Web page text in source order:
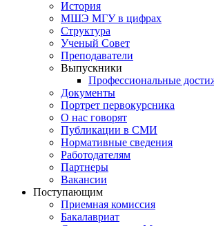
История
МШЭ МГУ в цифрах
Структура
Ученый Совет
Преподаватели
Выпускники
Профессиональные
Документы
Портрет первокурсника
О нас говорят
Публикации в СМИ
Нормативные сведения
Работодателям
Партнеры
Вакансии
Поступающим
Приемная комиссия
Бакалавриат